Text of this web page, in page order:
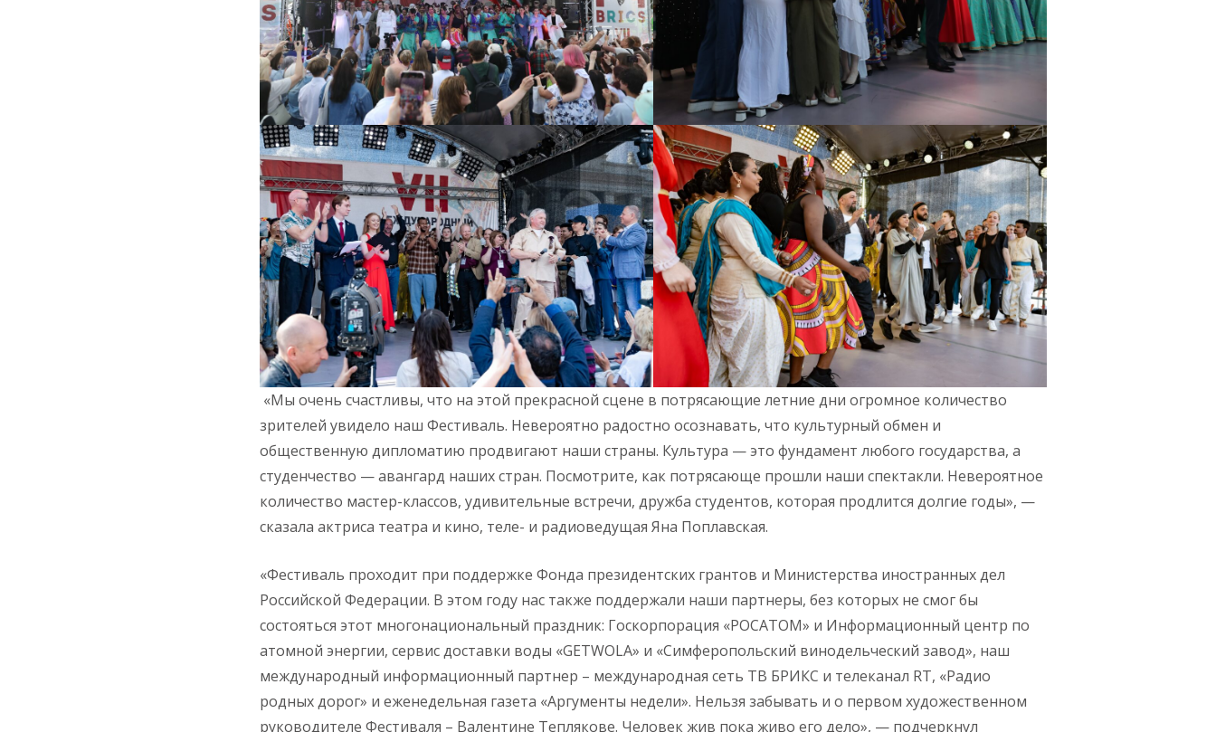
«Мы очень счастливы, что на этой прекрасной сцене в потрясающие летние дни огромное количество
зрителей увидело наш Фестиваль. Невероятно радостно осознавать, что культурный обмен и
общественную дипломатию продвигают наши страны. Культура — это фундамент любого государства, а
студенчество — авангард наших стран. Посмотрите, как потрясающе прошли наши спектакли. Невероятное
количество мастер-классов, удивительные встречи, дружба студентов, которая продлится долгие годы», —
сказала актриса театра и кино, теле- и радиоведущая Яна Поплавская.
«Фестиваль проходит при поддержке Фонда президентских грантов и Министерства иностранных дел
Российской Федерации. В этом году нас также поддержали наши партнеры, без которых не смог бы
состояться этот многонациональный праздник: Госкорпорация «РОСАТОМ» и Информационный центр по
атомной энергии, сервис доставки воды «GETWOLA» и «Симферопольский винодельческий завод», наш
международный информационный партнер – международная сеть ТВ БРИКС и телеканал RT, «Радио
родных дорог» и еженедельная газета «Аргументы недели». Нельзя забывать и о первом художественном
руководителе Фестиваля – Валентине Теплякове. Человек жив пока живо его дело», — подчеркнул